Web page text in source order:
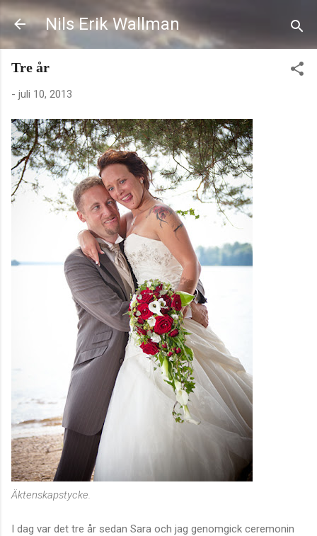
Fortsätt till huvudinnehåll
Nils Erik Wallman
Tre år
- juli 10, 2013
Äktenskapstycke.
I dag var det tre år sedan Sara och jag genomgick ceremonin